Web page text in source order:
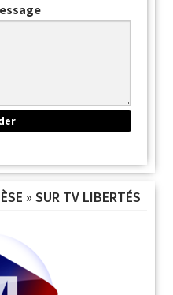
» SUR TV LIBERTÉS